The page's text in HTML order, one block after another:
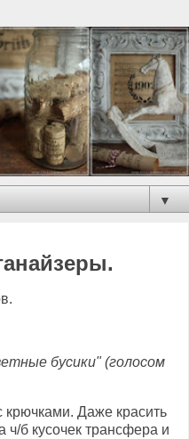
▼
бусики" (голосом
Даже красить
ч/б кусочек трансфера и